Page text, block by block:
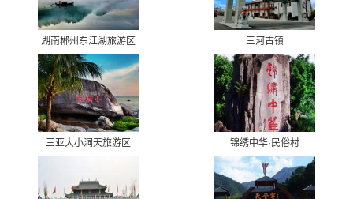
湖南郴州东江湖旅游区 三河古镇
三亚大小洞天旅游区 锦绣中华·民俗村